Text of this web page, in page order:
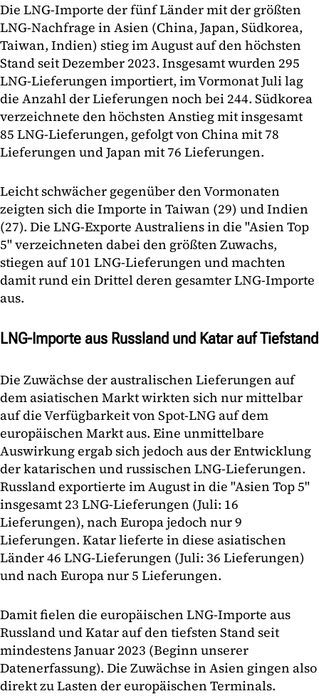
Die LNG-Importe der fünf Länder mit der größten
LNG-Nachfrage in Asien (China, Japan, Südkorea,
Taiwan, Indien) stieg im August auf den höchsten
Stand seit Dezember 2023. Insgesamt wurden 295
LNG-Lieferungen importiert, im Vormonat Juli lag
die Anzahl der Lieferungen noch bei 244. Südkorea
verzeichnete den höchsten Anstieg mit insgesamt
85 LNG-Lieferungen, gefolgt von China mit 78
Lieferungen und Japan mit 76 Lieferungen.
Leicht schwächer gegenüber den Vormonaten
zeigten sich die Importe in Taiwan (29) und Indien
(27). Die LNG-Exporte Australiens in die "Asien Top
5" verzeichneten dabei den größten Zuwachs,
stiegen auf 101 LNG-Lieferungen und machten
damit rund ein Drittel deren gesamter LNG-Importe
aus.
LNG-Importe aus Russland und Katar auf Tiefstand
Die Zuwächse der australischen Lieferungen auf
dem asiatischen Markt wirkten sich nur mittelbar
auf die Verfügbarkeit von Spot-LNG auf dem
europäischen Markt aus. Eine unmittelbare
Auswirkung ergab sich jedoch aus der Entwicklung
der katarischen und russischen LNG-Lieferungen.
Russland exportierte im August in die "Asien Top 5"
insgesamt 23 LNG-Lieferungen (Juli: 16
Lieferungen), nach Europa jedoch nur 9
Lieferungen. Katar lieferte in diese asiatischen
Länder 46 LNG-Lieferungen (Juli: 36 Lieferungen)
und nach Europa nur 5 Lieferungen.
Damit fielen die europäischen LNG-Importe aus
Russland und Katar auf den tiefsten Stand seit
mindestens Januar 2023 (Beginn unserer
Datenerfassung). Die Zuwächse in Asien gingen also
direkt zu Lasten der europäischen Terminals.